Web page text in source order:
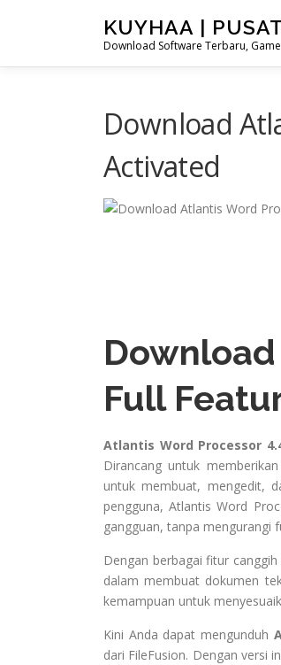
KUYHAA |
Download Software Terbaru,
Download
Activated
Full
Atlantis Word Processor
Dirancang untuk
untuk membuat, mengedit,
pengguna, Atlantis Word
gangguan, tanpa mengurangi
Dengan berbagai fitur
dalam membuat dokumen
kemampuan untuk
Kini Anda dapat mengunduh
dari FileFusion. Dengan versi